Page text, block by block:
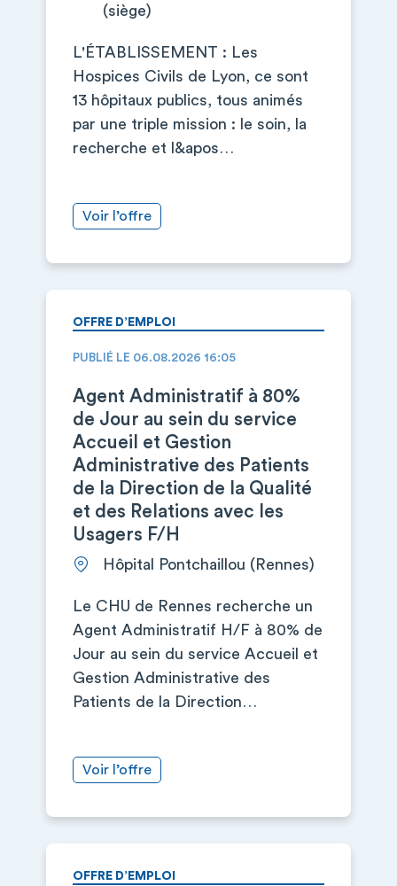
(siège)
L'ÉTABLISSEMENT : Les
Hospices Civils de Lyon, ce sont
13 hôpitaux publics, tous animés
par une triple mission : le soin, la
recherche et l&apos…
Voir l’offre
OFFRE D’EMPLOI
PUBLIÉ LE 06.08.2026 16:05
Agent Administratif à 80%
de Jour au sein du service
Accueil et Gestion
Administrative des Patients
de la Direction de la Qualité
et des Relations avec les
Usagers F/H
Hôpital Pontchaillou (Rennes)
Le CHU de Rennes recherche un
Agent Administratif H/F à 80% de
Jour au sein du service Accueil et
Gestion Administrative des
Patients de la Direction…
Voir l’offre
OFFRE D’EMPLOI